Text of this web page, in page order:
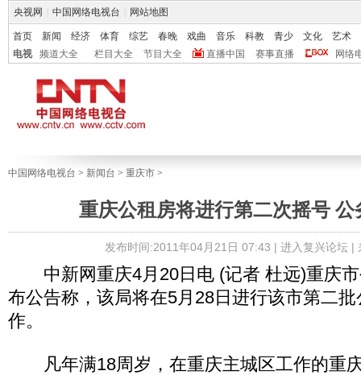
央视网 中国网络电视台 网站地图
首页 新闻 经济 体育 综艺 春晚 戏曲 音乐 科教 青少 文化
艺术
电视
频道大全 栏目大全 节目大全 直播中国 赛事直播 网络
中国网络电视台 > 新闻台 > 重庆市 >
重庆公租房将进行第二次摇号 公
发布时间:2011年04月21日 07:43 | 进入复兴论坛|
中新网重庆4月20日电 (记者 杜远)重庆市
布公告称，该局将在5月28日进行该市第二
作。
凡年满18周岁，在重庆主城区工作的重